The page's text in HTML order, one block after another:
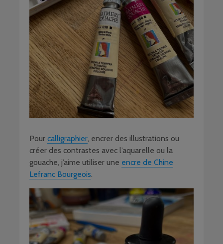
Pour calligraphier, encrer des illustrations ou
créer des contrastes avec l’aquarelle ou la
gouache, j’aime utiliser une encre de Chine
Lefranc Bourgeois.